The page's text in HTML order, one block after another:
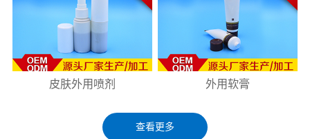
皮肤外用喷剂 外用软膏
查看更多